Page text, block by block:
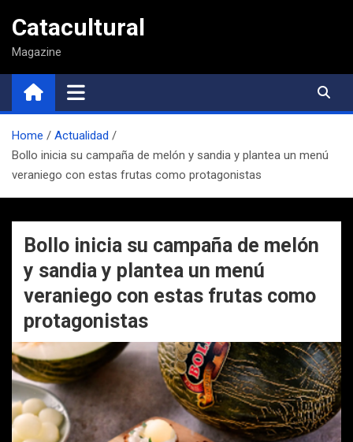
contenido
Catacultural
Magazine
Home
Actualidad
Bollo inicia su campaña de melón y sandia y plantea un menú
veraniego con estas frutas como protagonistas
Bollo inicia su campaña de melón
y sandia y plantea un menú
veraniego con estas frutas como
protagonistas